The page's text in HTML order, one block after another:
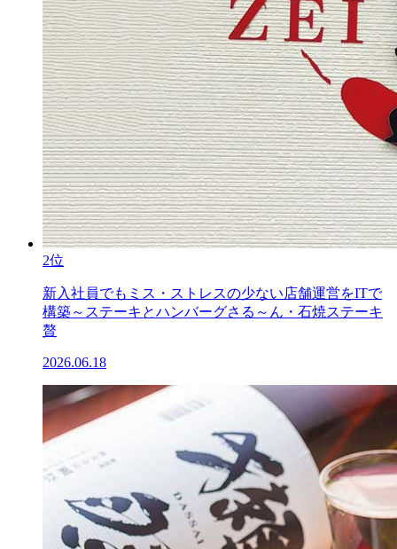
2位
新入社員でもミス・ストレスの少ない店舗運営をITで
構築～ステーキとハンバーグさる～ん・石焼ステーキ
贅
2026.06.18